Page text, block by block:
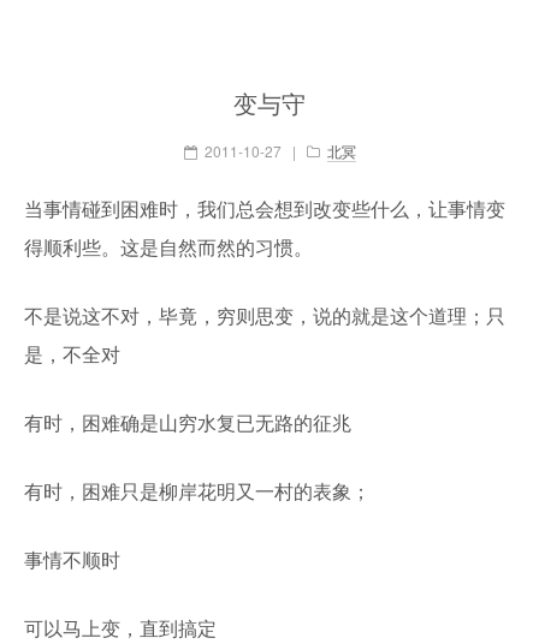
变与守
2011-10-27 | 北冥
当事情碰到困难时，我们总会想到改变些什么，让事情变
得顺利些。这是自然而然的习惯。
不是说这不对，毕竟，穷则思变，说的就是这个道理；只
是，不全对
有时，困难确是山穷水复已无路的征兆
有时，困难只是柳岸花明又一村的表象；
事情不顺时
可以马上变，直到搞定